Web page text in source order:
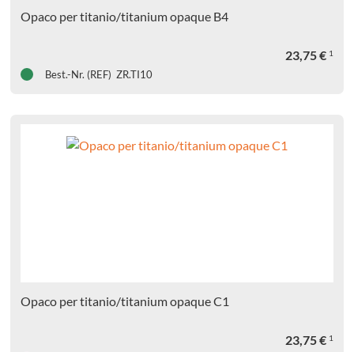
Opaco per titanio/titanium opaque B4
23,75€ 1
Best.-Nr. (REF) ZR.TI10
Opaco per titanio/titanium opaque C1
23,75€ 1